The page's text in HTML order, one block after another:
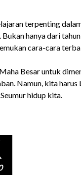
terpenting
hanya dari
cara-cara
Besar untuk
Namun, kita
hidup kita.